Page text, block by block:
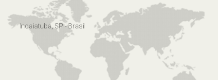
Indaiatuba, SP - Brasil